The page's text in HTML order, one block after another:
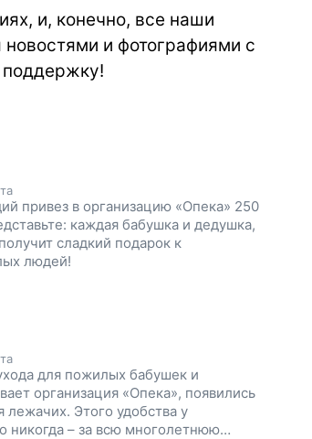
и, конечно, все наши
и фотографиями с
поддержку!
привез в организацию «Опека» 250
каждая бабушка и дедушка,
сладкий подарок к
людей!
для пожилых бабушек и
организация «Опека», появились
Этого удобства у
никогда – за всю многолетнюю